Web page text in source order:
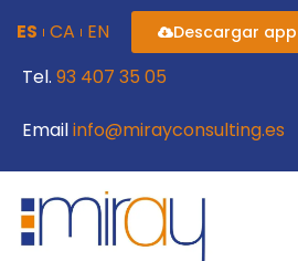
Tel. 93 407 35 05
Emailinfo@mirayconsulting.es
Descargar
ES CA EN